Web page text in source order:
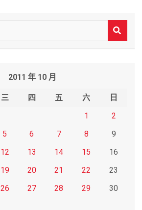
2011 年 10 月
三 四 五 六
日
1
2
5 6 7 8
9
12 13 14 15
16
19 20 21 22
23
26 27 28 29
30